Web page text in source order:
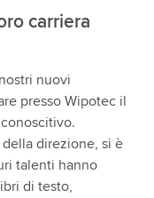
carriera
nuovi
presso Wipotec il
direzione, si è
talenti hanno
di testo,